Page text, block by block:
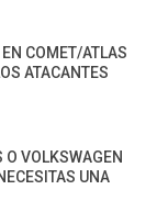
COMET/ATLAS
ATACANTES
O VOLKSWAGEN
UNA